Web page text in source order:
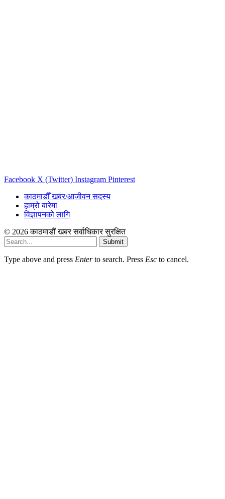
Facebook X (Twitter) Instagram Pinterest
काठमाडौँ खबर/आजीवन सदस्य
हाम्रो बारेमा
विज्ञापनको लागि
© 2026 काठमाडौं खबर सर्वाधिकार सुरक्षित
Submit
Type above and press Enterto search. Press Esc to cancel.